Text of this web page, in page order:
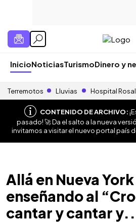
InicioNoticiasTurismoDinero y
Terremotos Lluvias Hospital
CONTENIDO DE ARCHIVO:
pasado! 🚀 Da el salto a la nueva
invitamos a visitar el nuevo portal país
Allá en Nueva
enseñando al
cantar y cantar